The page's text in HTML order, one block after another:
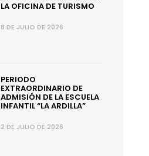
LA OFICINA DE TURISMO
8 DE JULIO DE 2026
PERIODO
EXTRAORDINARIO DE
ADMISIÓN DE LA ESCUELA
INFANTIL “LA ARDILLA”
2 DE JULIO DE 2026